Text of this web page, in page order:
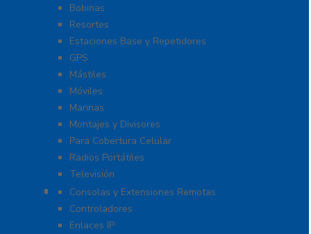
Bobinas
Resortes
Estaciones Base y Repetidores
GPS
Mástiles
Móviles
Marinas
Montajes y Divisores
Para Cobertura Celular
Radios Portátiles
Televisión
Aplicaciones y Soluciones
Consolas y Extensiones Remotas
Controladores
Enlaces IP